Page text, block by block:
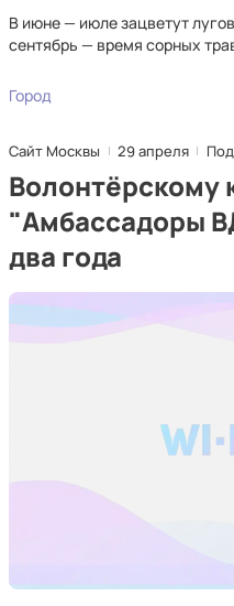
В июне — июле зацветут
сентябрь — время сорных
Город
Сайт Москвы 29 апреля
Волонтёрскому
"Амбассадоры
два года